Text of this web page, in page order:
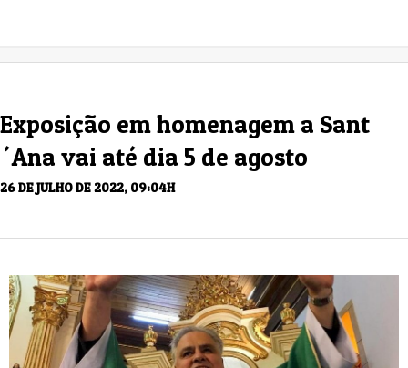
Exposição em homenagem a Sant
´Ana vai até dia 5 de agosto
26 DE JULHO DE 2022, 09:04H